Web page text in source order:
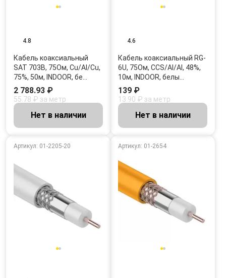
4.8
Кабель коаксиальный
SAT 703B, 75Ом, Cu/Al/Cu,
75%, 50м, INDOOR, бе…
2 788.93 ₽
55.78 ₽ за метр
Нет в наличии
4.6
Кабель коаксиальный RG-
6U, 75Ом, CCS/Al/Al, 48%,
10м, INDOOR, белы…
139 ₽
13.90 ₽ за метр
Нет в наличии
Артикул: 01-2205-20 Артикул: 01-2654